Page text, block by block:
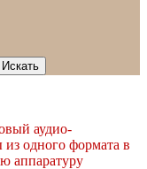
аудио-
из одного формата в
аппаратуру